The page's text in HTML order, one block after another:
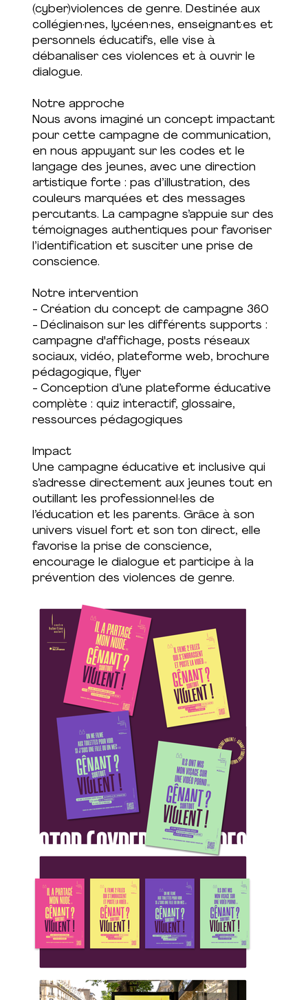
(cyber)violences de genre. Destinée aux
collégien·nes, lycéen·nes, enseignant·es et
personnels éducatifs, elle vise à
débanaliser ces violences et à ouvrir le
dialogue.
Notre approche
Nous avons imaginé un concept impactant
pour cette campagne de communication,
en nous appuyant sur les codes et le
langage des jeunes, avec une direction
artistique forte : pas d’illustration, des
couleurs marquées et des messages
percutants. La campagne s’appuie sur des
témoignages authentiques pour favoriser
l’identification et susciter une prise de
conscience.
Notre intervention
- Création du concept de campagne 360
- Déclinaison sur les différents supports :
campagne d'affichage, posts réseaux
sociaux, vidéo, plateforme web, brochure
pédagogique, flyer
- Conception d’une plateforme éducative
complète : quiz interactif, glossaire,
ressources pédagogiques
Impact
Une campagne éducative et inclusive qui
s’adresse directement aux jeunes tout en
outillant les professionnel·les de
l’éducation et les parents. Grâce à son
univers visuel fort et son ton direct, elle
favorise la prise de conscience,
encourage le dialogue et participe à la
prévention des violences de genre.